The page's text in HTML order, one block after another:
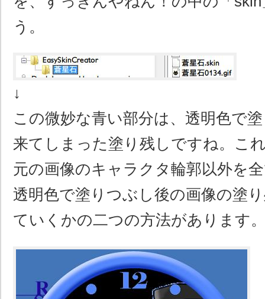
う。
↓
この微妙な青い部分は、透明色で
来てしまった塗り残しですね。こ
元の画像のキャラクタ輪郭以外を
透明色で塗りつぶし後の画像の塗
ていくかの二つの方法があります